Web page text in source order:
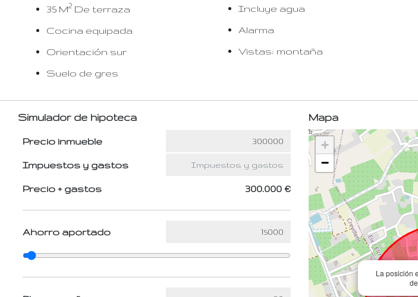
35 M2 De terraza
Cocina equipada
Orientación sur
Suelo de gres
Incluye agua
Alarma
Vistas: montaña
Simulador de hipoteca
Precio inmueble
Impuestos y gastos
Precio + gastos 300.000 €
Ahorro aportado
Mapa
La posición
+
−